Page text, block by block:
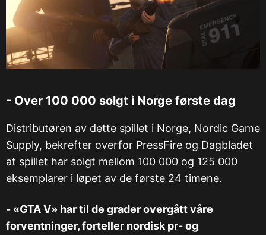
- Over 100 000 solgt i Norge første dag
Distributøren av dette spillet i Norge, Nordic Game
Supply, bekrefter overfor PressFire og Dagbladet
at spillet har solgt mellom 100 000 og 125 000
eksemplarer i løpet av de første 24 timene.
- «GTA V» har til de grader overgått våre
forventninger, forteller nordisk pr- og